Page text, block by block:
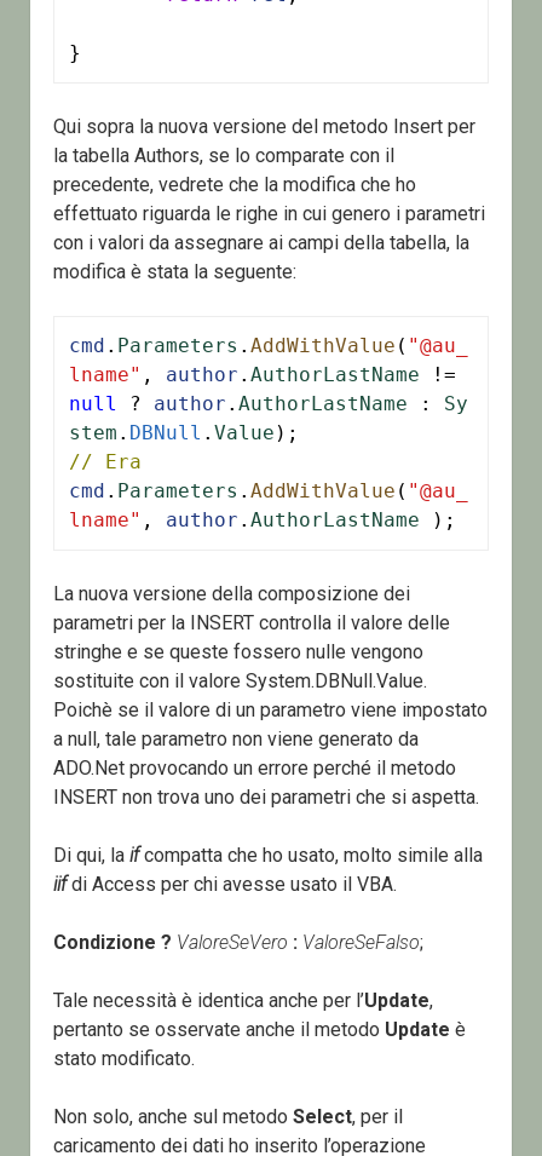
Qui sopra la nuova versione del metodo Insert per
la tabella Authors, se lo comparate con il
precedente, vedrete che la modifica che ho
effettuato riguarda le righe in cui genero i parametri
con i valori da assegnare ai campi della tabella, la
modifica è stata la seguente:
cmd . Parameters . AddWithValue ( "@au_
lname" , author . AuthorLastName !=
null
? author . AuthorLastName : Sy
stem . DBNull . Value
// Era
cmd . Parameters . AddWithValue ( "@au_
lname" , author . AuthorLastName
La nuova versione della composizione dei
parametri per la INSERT controlla il valore delle
stringhe e se queste fossero nulle vengono
sostituite con il valore System.DBNull.Value.
Poichè se il valore di un parametro viene impostato
a null, tale parametro non viene generato da
ADO.Net provocando un errore perché il metodo
INSERT non trova uno dei parametri che si aspetta.
Di qui, la ifcompatta che ho usato, molto simile alla
iifdi Access per chi avesse usato il VBA.
Condizione ? ValoreSeVero : ValoreSeFalso;
Tale necessità è identica anche per l’Update,
pertanto se osservate anche il metodo Update è
stato modificato.
Non solo, anche sul metodo Select, per il
caricamento dei dati ho inserito l’operazione